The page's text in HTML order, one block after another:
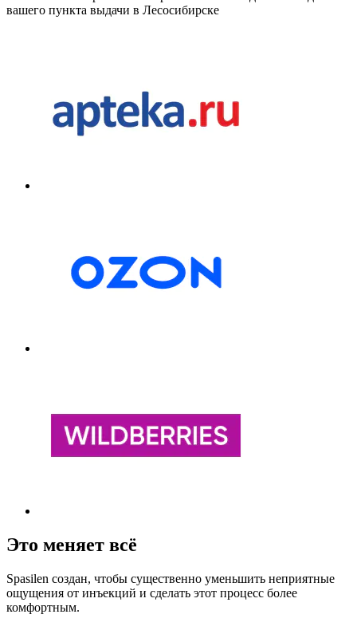
вашего пункта выдачи в Лесосибирске
Это меняет всё
Spasilen создан, чтобы существенно уменьшить неприятные
ощущения от инъекций и сделать этот процесс более
комфортным.